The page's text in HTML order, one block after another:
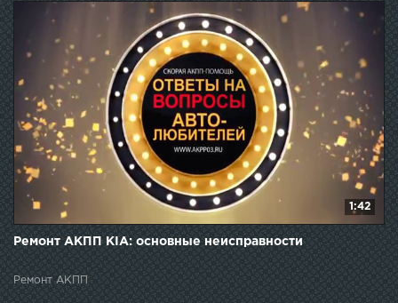
1:42
Ремонт АКПП KIA: основные неисправности
Ремонт АКПП